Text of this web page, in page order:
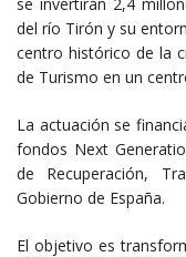
del río Tirón y su
centro histórico de la
de Turismo en un
La actuación se
fondos Next
de Recuperación,
Gobierno de España.
El objetivo es